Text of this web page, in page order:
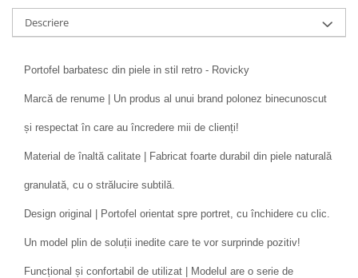
Descriere
Portofel barbatesc din piele in stil retro - Rovicky
Marcă de renume | Un produs al unui brand polonez binecunoscut
și respectat în care au încredere mii de clienți!
Material de înaltă calitate | Fabricat foarte durabil din piele naturală
granulată, cu o strălucire subtilă.
Design original | Portofel orientat spre portret, cu închidere cu clic.
Un model plin de soluții inedite care te vor surprinde pozitiv!
Funcțional și confortabil de utilizat | Modelul are o serie de